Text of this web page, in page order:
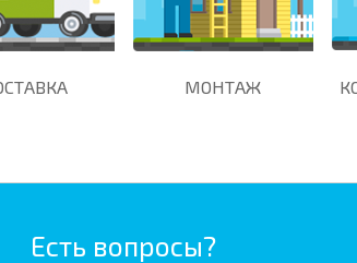
МОНТАЖ
Есть вопросы?